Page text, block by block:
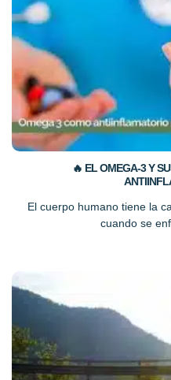
🔥 EL OMEGA-3 Y
El cuerpo humano tiene la
cuando se